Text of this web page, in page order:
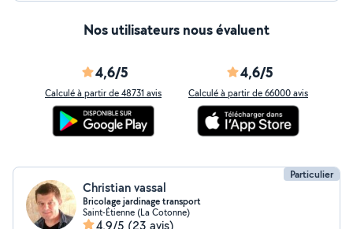
Nos utilisateurs nous évaluent
4,6/5
Calculé à partir de 48731 avis
4,6/5
Calculé à partir de 66000 avis
Particulier
Christian vassal
Bricolage jardinage transport
Saint-Étienne (La Cotonne)
4,9/5 (23 avis)